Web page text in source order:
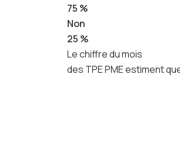
75 %
Non
25 %
Le chiffre du mois
des TPE PME estiment